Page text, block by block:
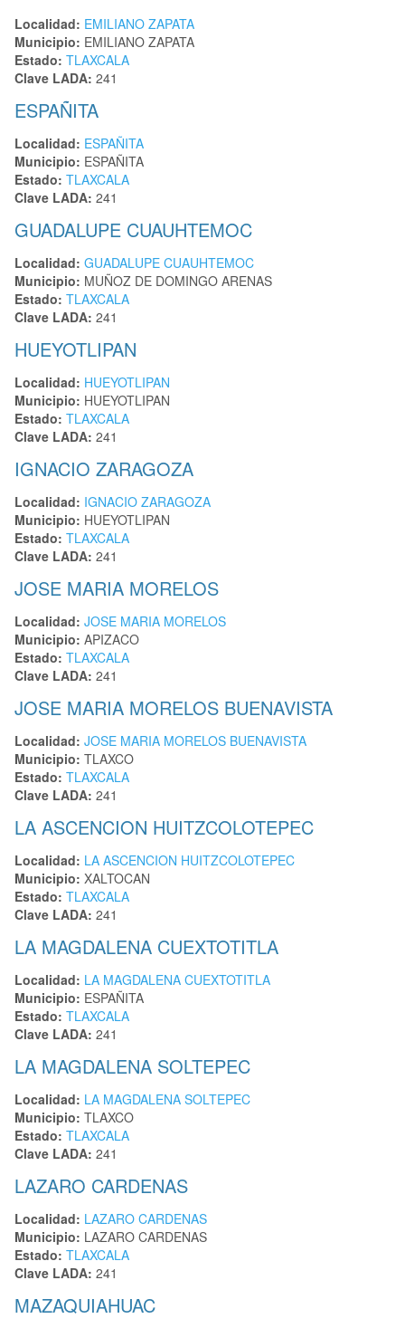
Localidad: EMILIANO ZAPATA
Municipio: EMILIANO ZAPATA
Estado: TLAXCALA
Clave LADA: 241
ESPAÑITA
Localidad: ESPAÑITA
Municipio: ESPAÑITA
Estado: TLAXCALA
Clave LADA: 241
GUADALUPE CUAUHTEMOC
Localidad: GUADALUPE CUAUHTEMOC
Municipio: MUÑOZ DE DOMINGO ARENAS
Estado: TLAXCALA
Clave LADA: 241
HUEYOTLIPAN
Localidad: HUEYOTLIPAN
Municipio: HUEYOTLIPAN
Estado: TLAXCALA
Clave LADA: 241
IGNACIO ZARAGOZA
Localidad: IGNACIO ZARAGOZA
Municipio: HUEYOTLIPAN
Estado: TLAXCALA
Clave LADA: 241
JOSE MARIA MORELOS
Localidad: JOSE MARIA MORELOS
Municipio: APIZACO
Estado: TLAXCALA
Clave LADA: 241
JOSE MARIA MORELOS BUENAVISTA
Localidad: JOSE MARIA MORELOS BUENAVISTA
Municipio: TLAXCO
Estado: TLAXCALA
Clave LADA: 241
LA ASCENCION HUITZCOLOTEPEC
Localidad: LA ASCENCION HUITZCOLOTEPEC
Municipio: XALTOCAN
Estado: TLAXCALA
Clave LADA: 241
LA MAGDALENA CUEXTOTITLA
Localidad: LA MAGDALENA CUEXTOTITLA
Municipio: ESPAÑITA
Estado: TLAXCALA
Clave LADA: 241
LA MAGDALENA SOLTEPEC
Localidad: LA MAGDALENA SOLTEPEC
Municipio: TLAXCO
Estado: TLAXCALA
Clave LADA: 241
LAZARO CARDENAS
Localidad: LAZARO CARDENAS
Municipio: LAZARO CARDENAS
Estado: TLAXCALA
Clave LADA: 241
MAZAQUIAHUAC